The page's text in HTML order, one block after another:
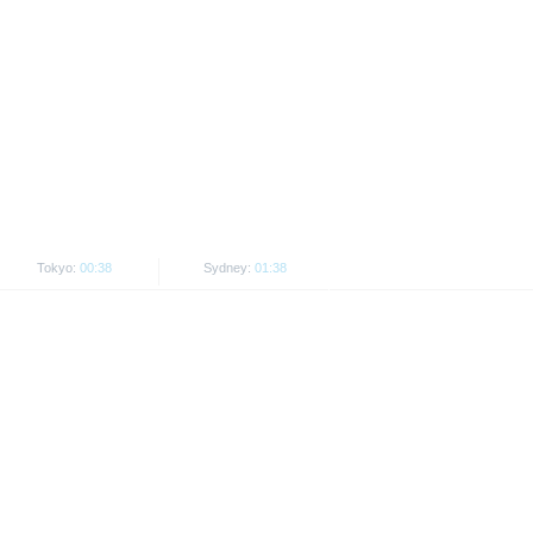
Tokyo: 00:38 Sydney: 01:38
altre unità aziendali o
Canada o Giappone,
dei prezzi di negoziazione.